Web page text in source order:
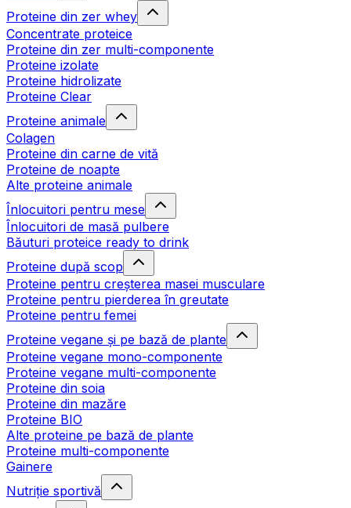
Proteine din zer whey
Concentrate proteice
Proteine din zer multi-componente
Proteine izolate
Proteine hidrolizate
Proteine Clear
Proteine animale
Colagen
Proteine din carne de vită
Proteine de noapte
Alte proteine animale
Înlocuitori pentru mese
Înlocuitori de masă pulbere
Băuturi proteice ready to drink
Proteine după scop
Proteine pentru creșterea masei musculare
Proteine pentru pierderea în greutate
Proteine pentru femei
Proteine vegane și pe bază de plante
Proteine vegane mono-componente
Proteine vegane multi-componente
Proteine din soia
Proteine din mazăre
Proteine BIO
Alte proteine pe bază de plante
Proteine multi-componente
Gainere
Nutriție sportivă